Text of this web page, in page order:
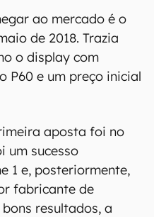
ao mercado é o
de 2018. Trazia
o display com
P60 e um preço inicial
aposta foi no
um sucesso
1 e, posteriormente,
fabricante de
resultados, a